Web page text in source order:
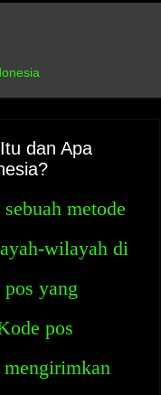
dan Apa
metode
wilayah di
yang
pos